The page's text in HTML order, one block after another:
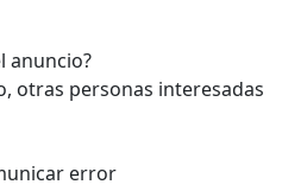
anuncio?
otras personas interesadas
error